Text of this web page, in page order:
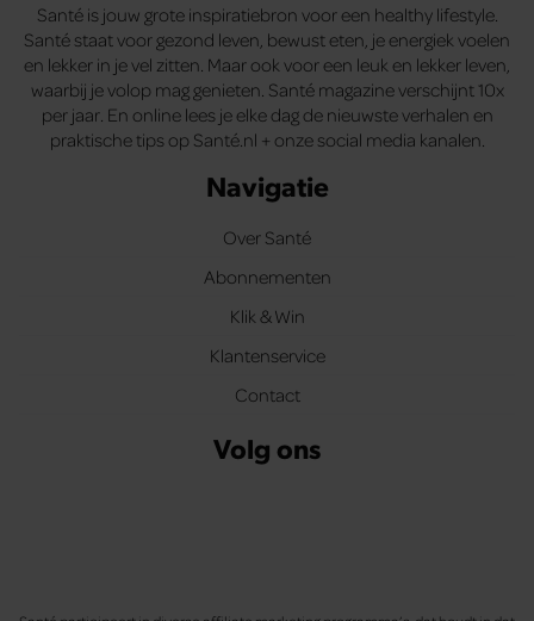
Santé is jouw grote inspiratiebron voor een healthy lifestyle.
Santé staat voor gezond leven, bewust eten, je energiek voelen
en lekker in je vel zitten. Maar ook voor een leuk en lekker leven,
waarbij je volop mag genieten. Santé magazine verschijnt 10x
per jaar. En online lees je elke dag de nieuwste verhalen en
praktische tips op Santé.nl + onze social media kanalen.
Navigatie
Over Santé
Abonnementen
Klik & Win
Klantenservice
Contact
Volg ons